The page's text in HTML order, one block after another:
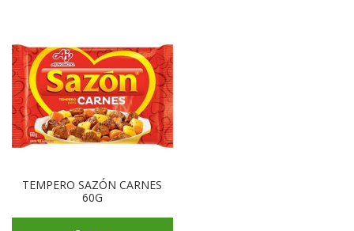
TEMPERO SAZÓN CARNES
60G